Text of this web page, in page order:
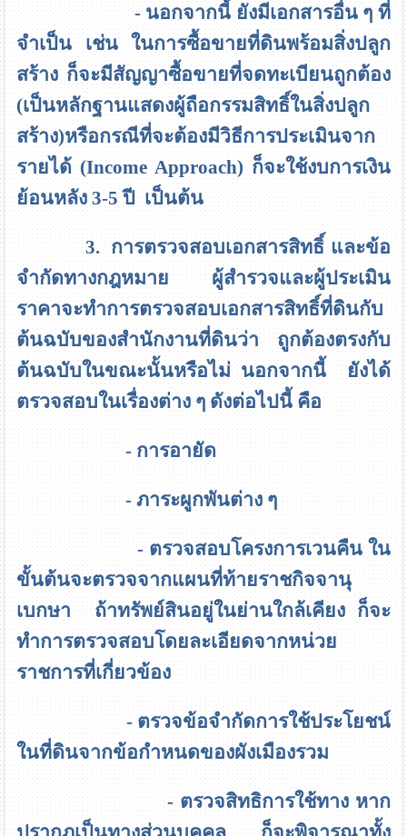
- นอกจากนี้ ยังมีเอกสารอื่น ๆ ที่
จำเป็น เช่น ในการซื้อขายที่ดินพร้อมสิ่งปลูก
สร้าง ก็จะมีสัญญาซื้อขายที่จดทะเบียนถูกต้อง
(เป็นหลักฐานแสดงผู้ถือกรรมสิทธิ์ในสิ่งปลูก
สร้าง)หรือกรณีที่จะต้องมีวิธีการประเมินจาก
รายได้ (Income Approach) ก็จะใช้งบการเงิน
ย้อนหลัง 3-5 ปี เป็นต้น
3. การตรวจสอบเอกสารสิทธิ์ และข้อ
จำกัดทางกฎหมาย ผู้สำรวจและผู้ประเมิน
ราคาจะทำการตรวจสอบเอกสารสิทธิ์ที่ดินกับ
ต้นฉบับของสำนักงานที่ดินว่า ถูกต้องตรงกับ
ต้นฉบับในขณะนั้นหรือไม่ นอกจากนี้ ยังได้
ตรวจสอบในเรื่องต่าง ๆ ดังต่อไปนี้ คือ
- การอายัด
- ภาระผูกพันต่าง ๆ
- ตรวจสอบโครงการเวนคืน ใน
ขั้นต้นจะตรวจจากแผนที่ท้ายราชกิจจานุ
เบกษา ถ้าทรัพย์สินอยู่ในย่านใกล้เคียง ก็จะ
ทำการตรวจสอบโดยละเอียดจากหน่วย
ราชการที่เกี่ยวข้อง
- ตรวจข้อจำกัดการใช้ประโยชน์
ในที่ดินจากข้อกำหนดของผังเมืองรวม
- ตรวจสิทธิการใช้ทาง หาก